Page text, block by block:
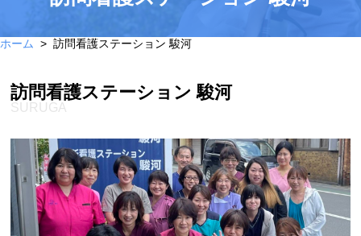
ホーム > 訪問看護ステーション 駿河
訪問看護ステーション 駿河
SURUGA